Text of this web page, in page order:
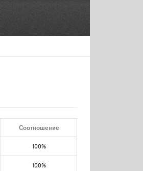
Соотношение
100%
100%